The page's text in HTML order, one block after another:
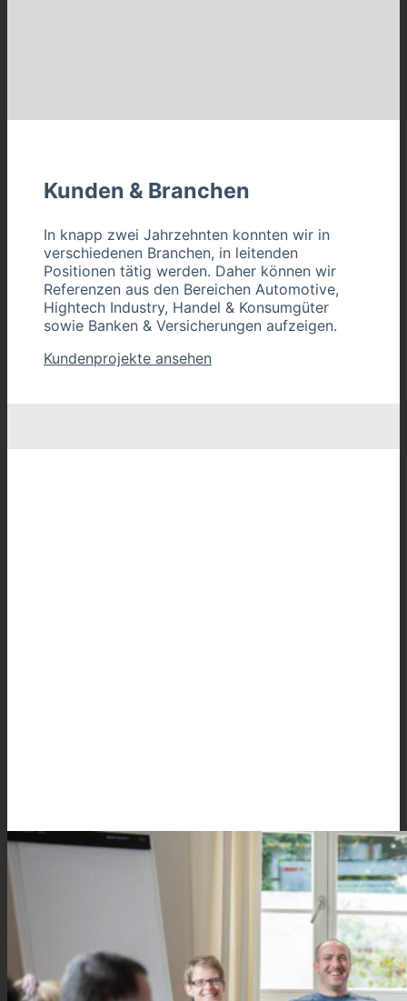
Kunden & Branchen
In knapp zwei Jahrzehnten konnten wir in
verschiedenen Branchen, in leitenden
Positionen tätig werden. Daher können wir
Referenzen aus den Bereichen Automotive,
Hightech Industry, Handel & Konsumgüter
sowie Banken & Versicherungen aufzeigen.
Kundenprojekte ansehen